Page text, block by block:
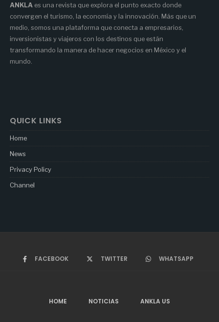
ANKLA es una revista que explora el punto exacto donde
convergen el turismo, la economía y la innovación. Más que un
medio, somos una plataforma que conecta a empresarios,
inversionistas y viajeros con los destinos que están
transformando la manera de hacer negocios en México y el
mundo.
QUICK LINKS
Home
News
Privacy Policy
Channel
FACEBOOK TWITTER WHATSAPP
HOME NOTICIAS ANKLA US